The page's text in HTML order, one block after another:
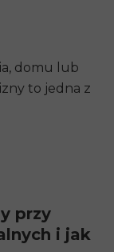
domu lub
to jedna z
przy
i jak